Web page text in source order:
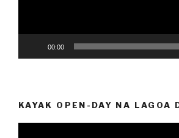
00:00
KAYAK OPEN-DAY NA LAGOA